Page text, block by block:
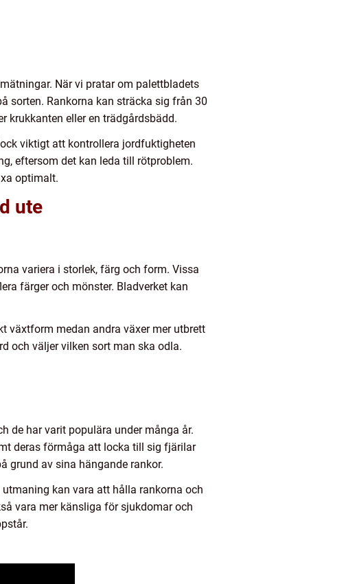
När vi pratar om palettbladets
sorten. Rankorna kan sträcka sig från 30
krukkanten eller en trädgårdsbädd.
viktigt att kontrollera jordfuktigheten
eftersom det kan leda till rötproblem.
optimalt.
ute
variera i storlek, färg och form. Vissa
färger och mönster. Bladverket kan
växtform medan andra växer mer utbrett
och väljer vilken sort man ska odla.
de har varit populära under många år.
deras förmåga att locka till sig fjärilar
grund av sina hängande rankor.
kan vara att hålla rankorna och
vara mer känsliga för sjukdomar och